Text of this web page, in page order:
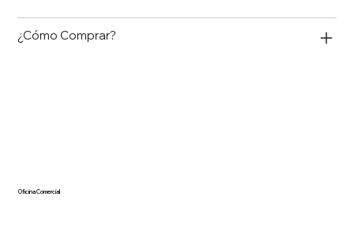
¿Cómo Comprar?
Oficina Comercial